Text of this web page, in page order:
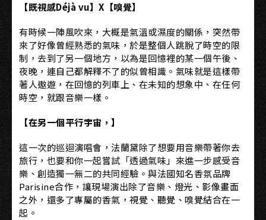
【既視感Déjà vu】X【嗅覺】
有時候一陣風吹來，大概是氣溫或濕度的關係，突然帶
來了好像曾經熟悉的氣味，於是整個人跳脫了時空的限
制，去到了另一個地方，以為是回憶裡的某一個午後、
夜晚，連自己都解釋不了的似曾相識。氣味就是這樣帶
著人遨遊，在回憶的列車上、在未知的想象中、在任何
時空，就跟音樂一樣。
【在另一個平行宇宙，】
這一次的巡迴演唱會，法蘭黛除了想要用音樂帶著你去
旅行，也要和你一起嘗試「透過氣味」來進一步感受音
樂、創造獨一無二的共同經驗。與法國知名香氛品牌
Parisine合作，讓現場演出除了音樂、燈光、影像畫面
之外，還多了專屬的香氣，視覺、聽覺、嗅覺結合在一
起。